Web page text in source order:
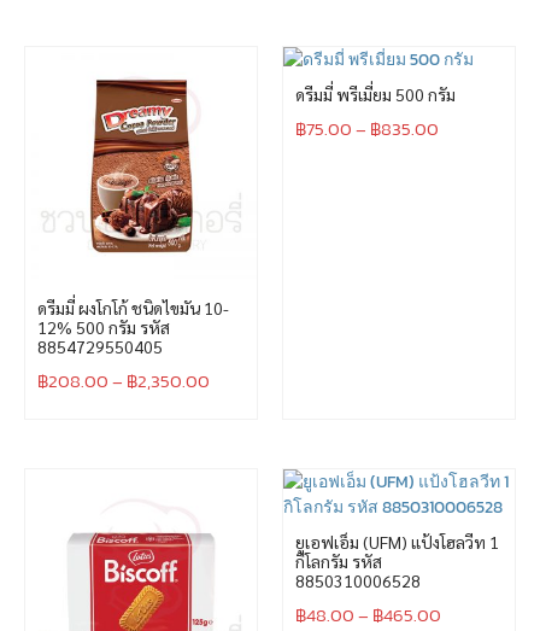
ดรีมมี่ ผงโกโก้ ชนิดไขมัน 10-
12% 500 กรัม รหัส
8854729550405
฿208.00– ฿2,350.00
ดรีมมี่ พรีเมี่ยม 500 กรัม
฿75.00– ฿835.00
ยูเอฟเอ็ม (UFM) แป้งโฮลวีท 1
กิโลกรัม รหัส
8850310006528
฿48.00– ฿465.00